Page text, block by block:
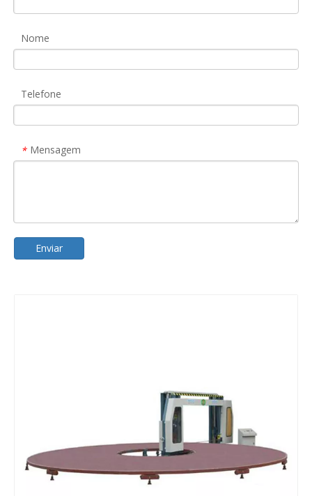
Nome
Telefone
* Mensagem
Enviar